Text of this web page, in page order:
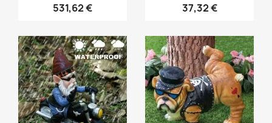
531,62 € 37,32 €